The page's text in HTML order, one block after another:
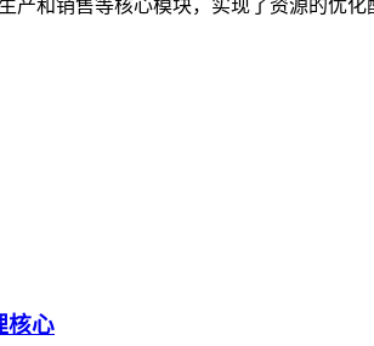
和销售等核心模块，实现了资源的优
核心